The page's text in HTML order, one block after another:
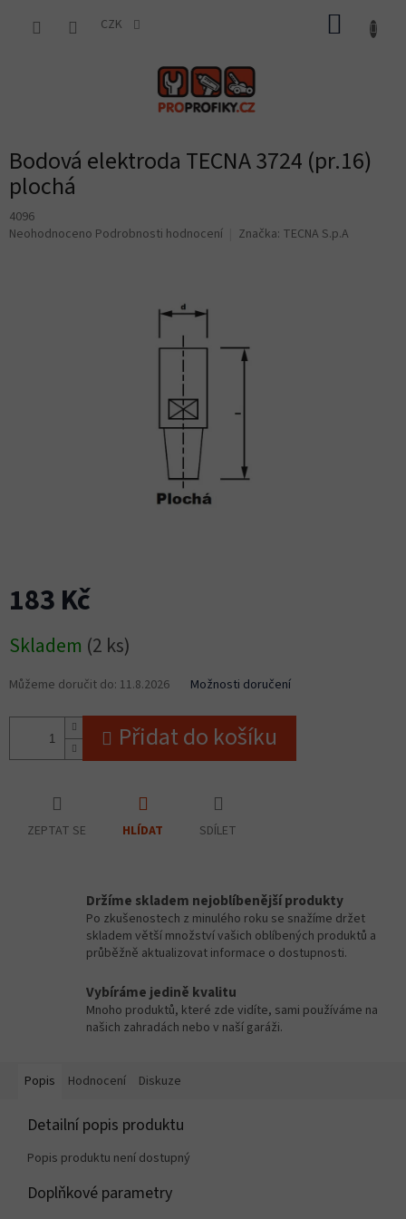
CZK
Bodová elektroda TECNA 3724 (pr.16)
plochá
4096
Průměrné
Neohodnoceno Podrobnosti hodnocení Značka: TECNA S.p.A
183 Kč
cena:
Skladem (2 ks)
Můžeme doručit do: 11.8.2026 Možnosti doručení
Přidat do košíku
ZEPTAT SE HLÍDAT SDÍLET
Držíme skladem nejoblíbenější produkty
Po zkušenostech z minulého roku se snažíme držet
skladem větší množství vašich oblíbených produktů a
průběžně aktualizovat informace o dostupnosti.
Vybíráme jedině kvalitu
Mnoho produktů, které zde vidíte, sami používáme na
našich zahradách nebo v naší garáži.
Popis Hodnocení Diskuze
Detailní popis produktu
Popis produktu není dostupný
Doplňkové parametry